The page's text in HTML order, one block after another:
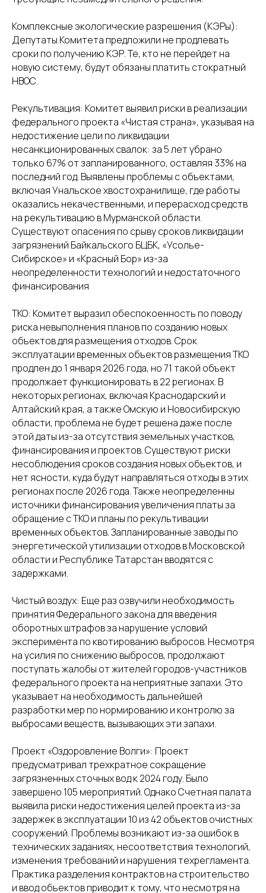
Комплексные экологические разрешения (КЭРы):
Депутаты Комитета предложили не продлевать
сроки по получению КЭР. Те, кто не перейдет на
новую систему, будут обязаны платить стократный
НВОС.
Рекультивация: Комитет выявил риски в реализации
федерального проекта «Чистая страна», указывая на
недостижение цели по ликвидации
несанкционированных свалок: за 5 лет убрано
только 67% от запланированного, оставляя 33% на
последний год. Выявлены проблемы с объектами,
включая Унальское хвостохранилище, где работы
оказались некачественными, и перерасход средств
на рекультивацию в Мурманской области.
Существуют опасения по срыву сроков ликвидации
загрязнений Байкальского БЦБК, «Усолье-
Сибирское» и «Красный Бор» из-за
неопределенности технологий и недостаточного
финансирования
ТКО: Комитет выразил обеспокоенность по поводу
риска невыполнения планов по созданию новых
объектов для размещения отходов. Срок
эксплуатации временных объектов размещения ТКО
продлен до 1 января 2026 года, но 71 такой объект
продолжает функционировать в 22 регионах. В
некоторых регионах, включая Краснодарский и
Алтайский края, а также Омскую и Новосибирскую
области, проблема не будет решена даже после
этой даты из-за отсутствия земельных участков,
финансирования и проектов. Существуют риски
несоблюдения сроков создания новых объектов, и
нет ясности, куда будут направляться отходы в этих
регионах после 2026 года. Также неопределенны
источники финансирования увеличения платы за
обращение с ТКО и планы по рекультивации
временных объектов. Запланированные заводы по
энергетической утилизации отходов в Московской
области и Республике Татарстан вводятся с
задержками.
Чистый воздух: Еще раз озвучили необходимость
принятия Федерального закона для введения
оборотных штрафов за нарушение условий
эксперимента по квотированию выбросов. Несмотря
на усилия по снижению выбросов, продолжают
поступать жалобы от жителей городов-участников
федерального проекта на неприятные запахи. Это
указывает на необходимость дальнейшей
разработки мер по нормированию и контролю за
выбросами веществ, вызывающих эти запахи.
Проект «Оздоровление Волги»: Проект
предусматривал трехкратное сокращение
загрязненных сточных вод к 2024 году. Было
завершено 105 мероприятий. Однако Счетная палата
выявила риски недостижения целей проекта из-за
задержек в эксплуатации 10 из 42 объектов очистных
сооружений. Проблемы возникают из-за ошибок в
технических заданиях, несоответствия технологий,
изменения требований и нарушения техрегламента.
Практика разделения контрактов на строительство
и ввод объектов приводит к тому, что несмотря на